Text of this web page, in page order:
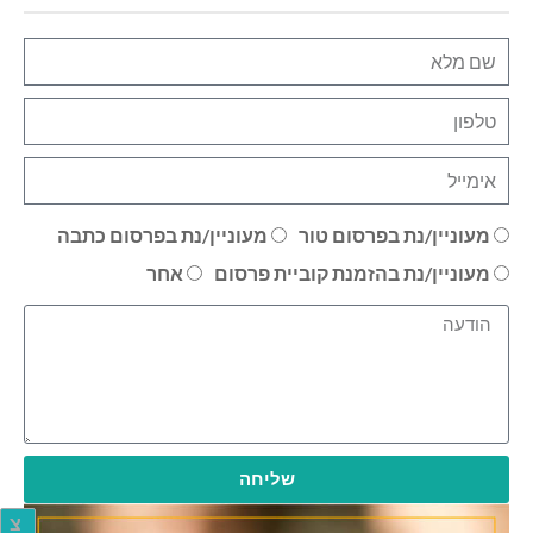
צ
מעוניין/נת בפרסום טור
מעוניין/נת בפרסום כתבה
מעוניין/נת בהזמנת קוביית פרסום
אחר
שליחה